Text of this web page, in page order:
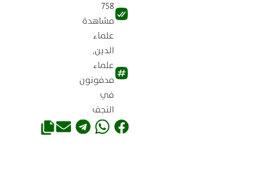
758
مشاهدة
علماء
الدين,
علماء
مدفونون
في
النجف